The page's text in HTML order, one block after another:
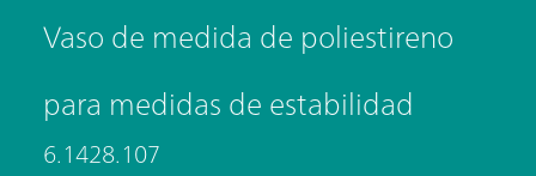
Vaso de medida de poliestireno
para medidas de estabilidad
6.1428.107